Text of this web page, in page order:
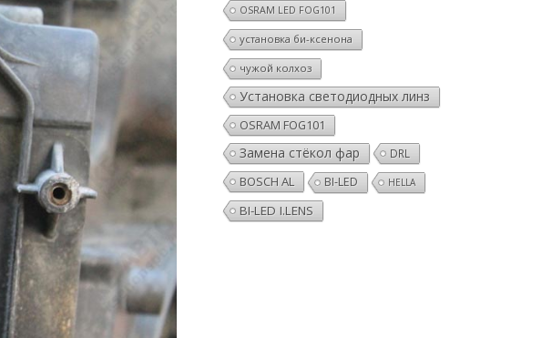
OSRAM LED FOG101
установка би-ксенона
чужой колхоз
Установка светодиодных линз
OSRAM FOG101
Замена стёкол фар DRL
BOSCH AL BI-LED HELLA
BI-LED I.LENS